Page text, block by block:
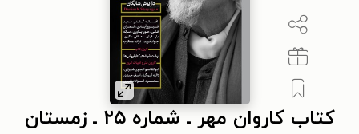
کتاب کاروان مهر ـ شماره ۲۵ ـ زمستان